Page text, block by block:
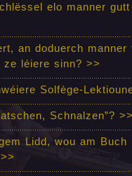
elo manner
an doduerch
ze léiere sinn? >>
Solfège-
Schnalzen”?
Lidd, wou am Buch
>>